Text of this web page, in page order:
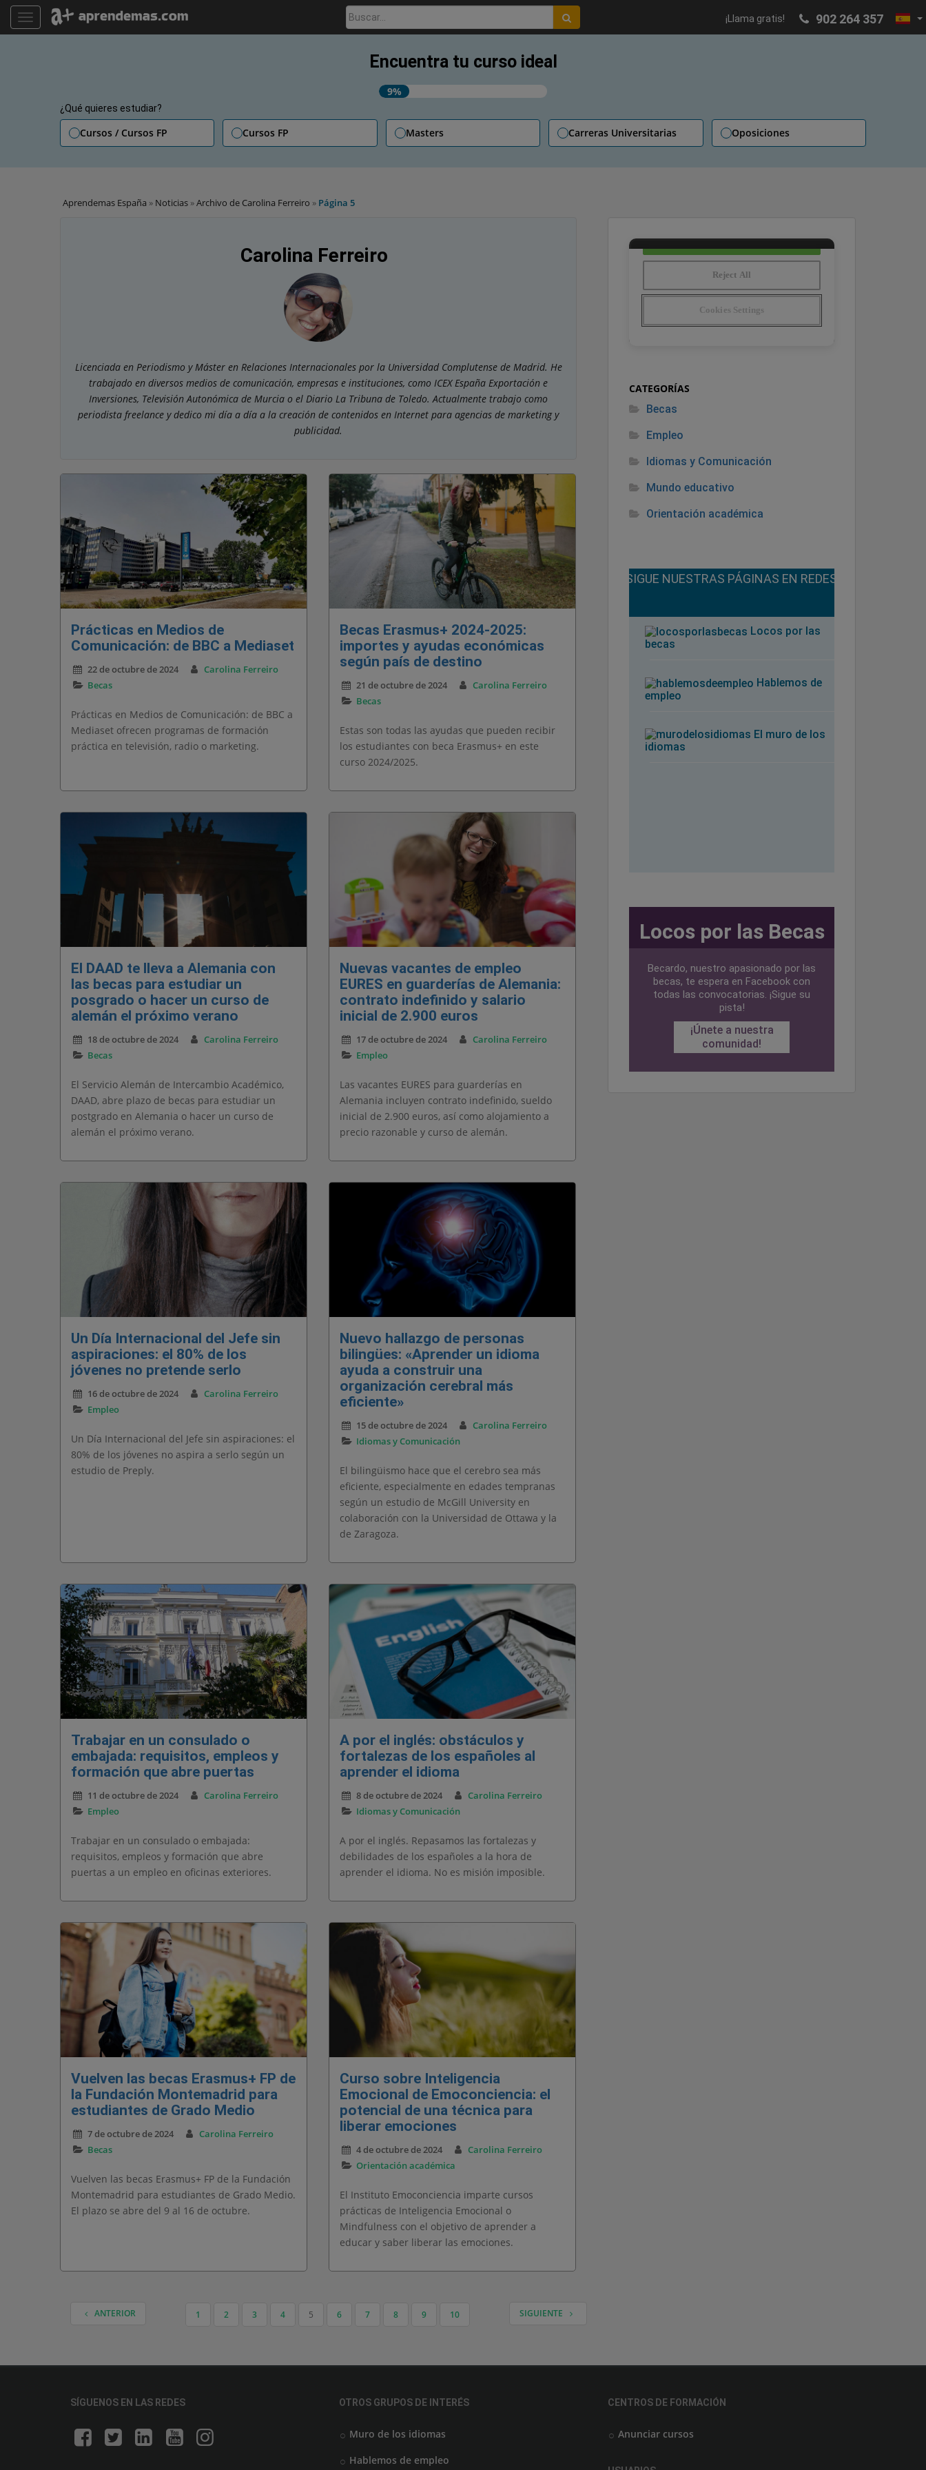
TOGGLE NAVIGATION ¡Llama gratis! 902 264 357
Buscar:
Encuentra tu curso ideal
9%
¿Qué quieres estudiar?
Cursos / Cursos FP Cursos FP Masters Carreras Universitarias Oposiciones
Aprendemas España » Noticias »Archivo de Carolina Ferreiro » Página 5
Carolina Ferreiro
Licenciada en Periodismo y Máster en Relaciones Internacionales por la Universidad Complutense de Madrid. He
trabajado en diversos medios de comunicación, empresas e instituciones, como ICEX España Exportación e
Inversiones, Televisión Autonómica de Murcia o el Diario La Tribuna de Toledo. Actualmente trabajo como
periodista freelance y dedico mi día a día a la creación de contenidos en Internet para agencias de marketing y
publicidad.
Prácticas en Medios de
Comunicación: de BBC a Mediaset
22 de octubre de 2024
Carolina Ferreiro
Becas
Prácticas en Medios de Comunicación: de BBC a
Mediaset ofrecen programas de formación
práctica en televisión, radio o marketing.
Becas Erasmus+ 2024-2025:
importes y ayudas económicas
según país de destino
21 de octubre de 2024
Carolina Ferreiro
Becas
Estas son todas las ayudas que pueden recibir
los estudiantes con beca Erasmus+ en este
curso 2024/2025.
El DAAD te lleva a Alemania con
las becas para estudiar un
posgrado o hacer un curso de
alemán el próximo verano
18 de octubre de 2024
Carolina Ferreiro
Becas
El Servicio Alemán de Intercambio Académico,
DAAD, abre plazo de becas para estudiar un
postgrado en Alemania o hacer un curso de
alemán el próximo verano.
Nuevas vacantes de empleo
EURES en guarderías de Alemania:
contrato indefinido y salario
inicial de 2.900 euros
17 de octubre de 2024
Carolina Ferreiro
Empleo
Las vacantes EURES para guarderías en
Alemania incluyen contrato indefinido, sueldo
inicial de 2.900 euros, así como alojamiento a
precio razonable y curso de alemán.
Un Día Internacional del Jefe sin
aspiraciones: el 80% de los
jóvenes no pretende serlo
16 de octubre de 2024
Carolina Ferreiro
Empleo
Un Día Internacional del Jefe sin aspiraciones: el
80% de los jóvenes no aspira a serlo según un
estudio de Preply.
Nuevo hallazgo de personas
bilingües: «Aprender un idioma
ayuda a construir una
organización cerebral más
eficiente»
15 de octubre de 2024
Carolina Ferreiro
Idiomas y Comunicación
El bilingüismo hace que el cerebro sea más
eficiente, especialmente en edades tempranas
según un estudio de McGill University en
colaboración con la Universidad de Ottawa y la
de Zaragoza.
Trabajar en un consulado o
embajada: requisitos, empleos y
formación que abre puertas
11 de octubre de 2024
Carolina Ferreiro
Empleo
Trabajar en un consulado o embajada:
requisitos, empleos y formación que abre
puertas a un empleo en oficinas exteriores.
A por el inglés: obstáculos y
fortalezas de los españoles al
aprender el idioma
8 de octubre de 2024
Carolina Ferreiro
Idiomas y Comunicación
A por el inglés. Repasamos las fortalezas y
debilidades de los españoles a la hora de
aprender el idioma. No es misión imposible.
Vuelven las becas Erasmus+ FP de
la Fundación Montemadrid para
estudiantes de Grado Medio
7 de octubre de 2024
Carolina Ferreiro
Becas
Vuelven las becas Erasmus+ FP de la Fundación
Montemadrid para estudiantes de Grado Medio.
El plazo se abre del 9 al 16 de octubre.
Curso sobre Inteligencia
Emocional de Emoconciencia: el
potencial de una técnica para
liberar emociones
4 de octubre de 2024
Carolina Ferreiro
Orientación académica
El Instituto Emoconciencia imparte cursos
prácticas de Inteligencia Emocional o
Mindfulness con el objetivo de aprender a
educar y saber liberar las emociones.
ANTERIOR 1 2 3 4 5 6 7 8 9 10 SIGUIENTE
CATEGORÍAS
Becas
Empleo
Idiomas y Comunicación
Mundo educativo
Orientación académica
¡SIGUE NUESTRAS PÁGINAS EN REDES!
Locos por las
becas
Hablemos de
empleo
El muro de los
idiomas
Locos por las Becas
Becardo, nuestro apasionado por las
becas, te espera en Facebook con
todas las convocatorias. ¡Sigue su
pista!
¡Únete a nuestra
comunidad!
SÍGUENOS EN LAS REDES OTROS GRUPOS DE INTERÉS
Muro de los idiomas
Hablemos de empleo
CENTROS DE FORMACIÓN
Anunciar cursos